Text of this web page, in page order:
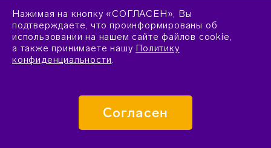
алгебраических многообразиях, алгебраическая
K-теория, мотивы
ГАЯНЭ ЮРЬЕВНА
Профессор факультета математики и
компьютерных наук СПбГУ, ведущий научный
Нажимая на кнопку «СОГЛАСЕН», Вы
подтверждаете, что проинформированы об
использовании на нашем сайте файлов cookie,
а также принимаете нашу Политику
конфиденциальности.
Согласен